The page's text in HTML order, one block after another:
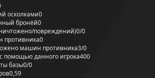
осколками0
бронёй0
повреждений)0/0
противника0
машин противника3/0
помощью данного игрока400
базы0/0
0,59